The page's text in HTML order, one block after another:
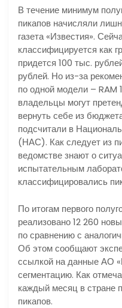
В течение минимум
пикапов начисляли
газета «Известия».
классифицируется как
придется 100 тыс.
рублей. Но из-за
по одной модели – RAM
владельцы могут
вернуть себе из
подсчитали в
(НАС). Как следует из
ведомстве знают о
испытательным
классифицировались
По итогам первого
реализовано 12 260
по сравнению с
Об этом сообщают
ссылкой на данные АО
сегментацию. Как
каждый месяц в стране
пикапов.